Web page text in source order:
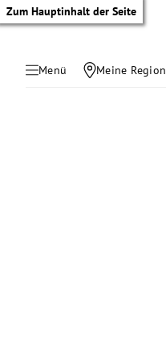
Zum Hauptinhalt der Seite
Menü Meine Region